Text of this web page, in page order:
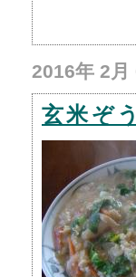
2016年 2月
玄米ぞ